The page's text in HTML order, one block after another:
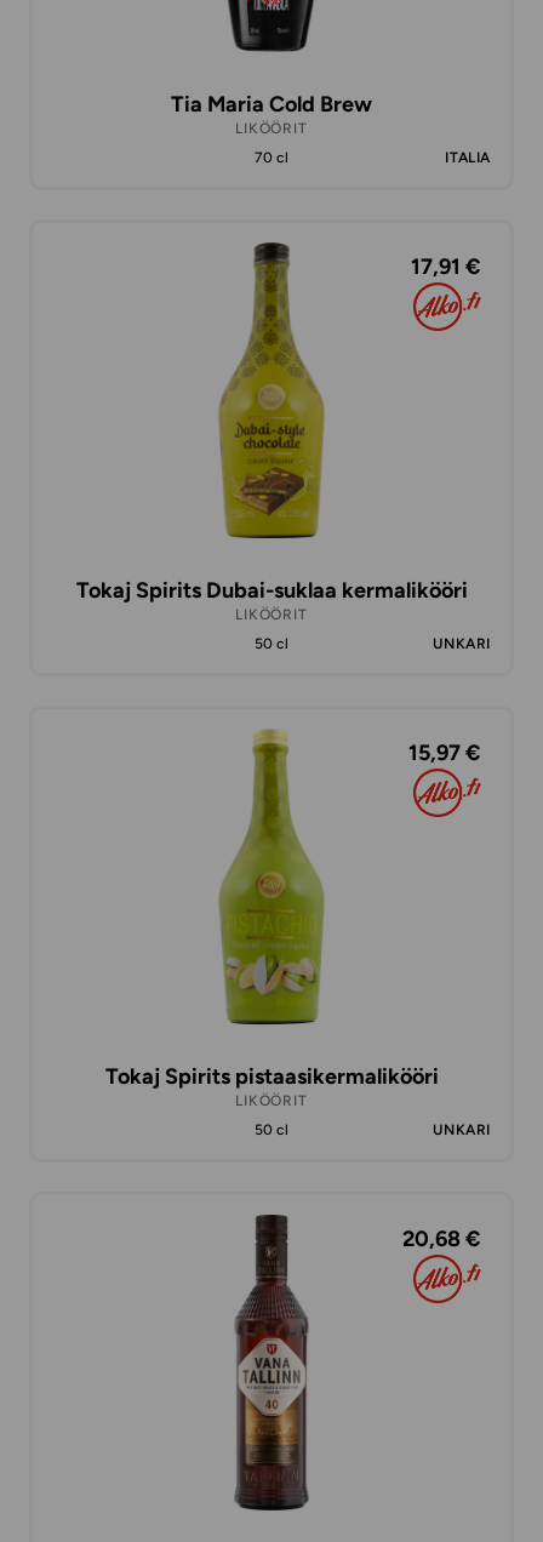
Tia Maria Cold Brew
LIKÖÖRIT
70 cl
ITALIA
17,91 €
Tokaj Spirits Dubai-suklaa kermalikööri
LIKÖÖRIT
50 cl
UNKARI
15,97 €
Tokaj Spirits pistaasikermalikööri
LIKÖÖRIT
50 cl
UNKARI
20,68 €